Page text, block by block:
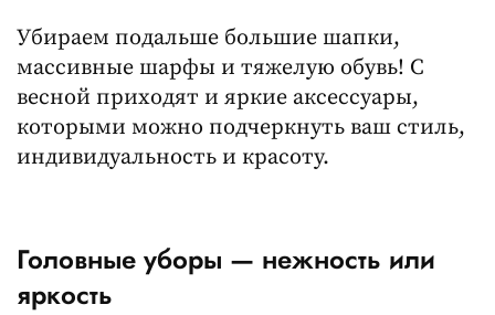
Убираем подальше большие шапки,
массивные шарфы и тяжелую обувь! С
весной приходят и яркие аксессуары,
которыми можно подчеркнуть ваш стиль,
индивидуальность и красоту.
Головные уборы — нежность или
яркость